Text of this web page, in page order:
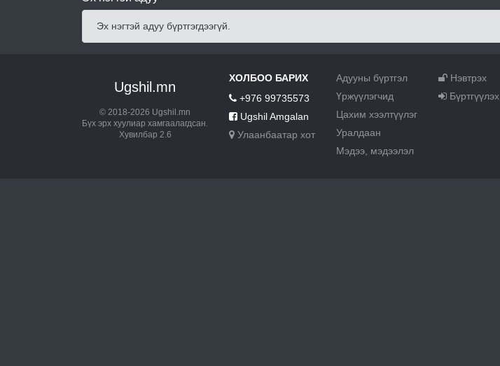
Эх нэгтэй адуу бүртгэгдээгүй.
Ugshil.mn
© 2018-2026 Ugshil.mn
Бүх эрх хуулиар хамгаалагдсан.
Хувилбар 2.6
ХОЛБОО БАРИХ
+976 99735573
Ugshil Amgalan
Улаанбаатар хот
Адууны бүртгэл
Үржүүлэгчид
Цахим хээлтүүлэг
Уралдаан
Мэдээ, мэдээлэл
Нэвтрэх
Бүртгүүлэх